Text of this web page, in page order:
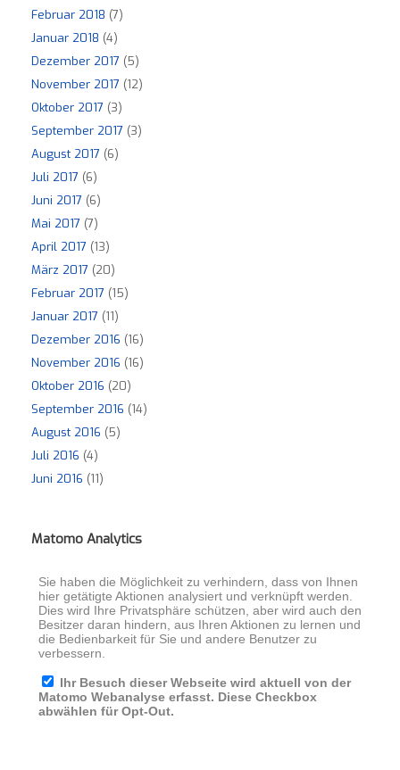
Februar 2018 (7)
Januar 2018 (4)
Dezember 2017 (5)
November 2017 (12)
Oktober 2017 (3)
September 2017 (3)
August 2017 (6)
Juli 2017 (6)
Juni 2017 (6)
Mai 2017 (7)
April 2017 (13)
März 2017 (20)
Februar 2017 (15)
Januar 2017 (11)
Dezember 2016 (16)
November 2016 (16)
Oktober 2016 (20)
September 2016 (14)
August 2016 (5)
Juli 2016 (4)
Juni 2016 (11)
Matomo Analytics